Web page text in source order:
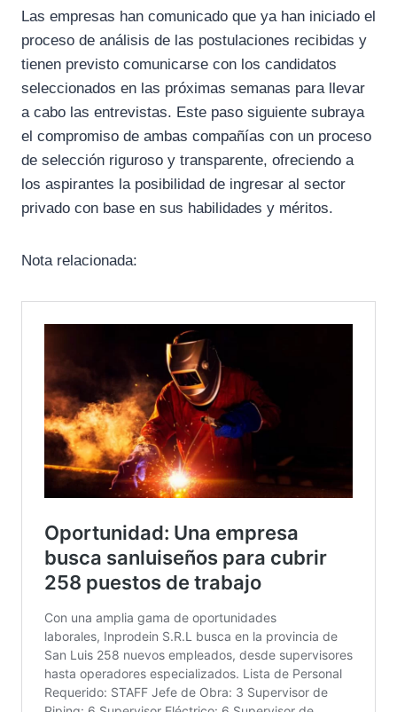
Las empresas han comunicado que ya han iniciado el
proceso de análisis de las postulaciones recibidas y
tienen previsto comunicarse con los candidatos
seleccionados en las próximas semanas para llevar
a cabo las entrevistas. Este paso siguiente subraya
el compromiso de ambas compañías con un proceso
de selección riguroso y transparente, ofreciendo a
los aspirantes la posibilidad de ingresar al sector
privado con base en sus habilidades y méritos.
Nota relacionada: